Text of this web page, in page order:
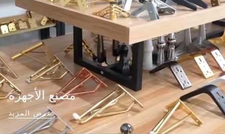
مصنع الأجهزة
عرض المزيد